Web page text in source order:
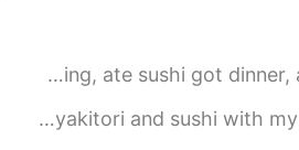
Today, was a super fun day; I got a haircut, went shopping,
この間の金曜日はレストランで友達に焼き鳥と寿司を食べました。🍣😋🤗 Last